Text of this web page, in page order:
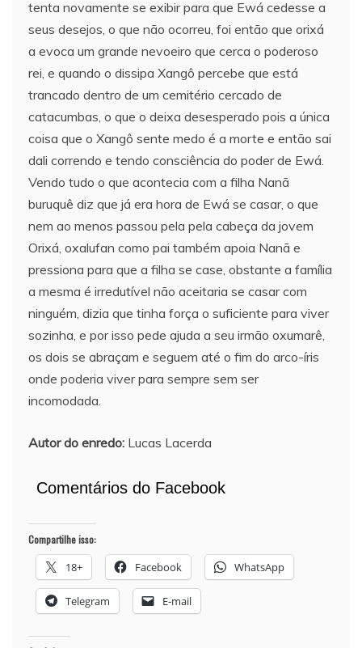
tenta novamente se exibir para que Ewá cedesse a
seus desejos, o que não ocorreu, foi então que orixá
a evoca um grande nevoeiro que cerca o poderoso
rei, e quando o dissipa Xangô percebe que está
trancado dentro de um cemitério cercado de
catacumbas, o que o deixa desesperado pois a única
coisa que o Xangô sente medo é a morte e então sai
dali correndo e tendo consciência do poder de Ewá.
Vendo tudo o que acontecia com a filha Nanã
buruquê diz que já era hora de Ewá se casar, o que
nem ao menos passou pela pela cabeça da jovem
Orixá, oxalufan como pai também apoia Nanã e
pressiona para que a filha se case, obstante a família
a mesma é irredutível não aceitaria se casar com
ninguém, dizia que tinha força o suficiente para viver
sozinha, e por isso pede ajuda a seu irmão oxumarê,
os dois se abraçam e seguem até o fim do arco-íris
onde poderia viver para sempre sem ser
incomodada.
Autor do enredo: Lucas Lacerda
Comentários do Facebook
Compartilhe isso:
18+ Facebook WhatsApp
Telegram E-mail